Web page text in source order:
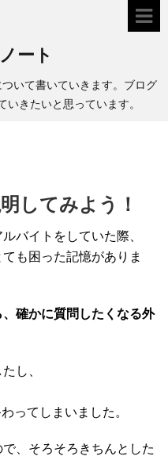
ート
いて書いていきます。ブログ
きたいと思っています。
してみよう！
バイトをしていた際、
も困った記憶がありま
確かに質問したくなる外
し、
ってしまいました。
、そろそろきちんとした